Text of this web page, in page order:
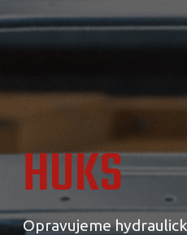
HUKS
Opravujeme